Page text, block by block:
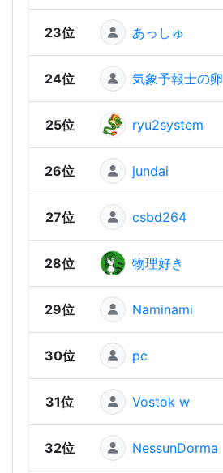
23位 あっしゅ
24位 気象予報士の卵
25位 ryu2system
26位 jundai
27位 csbd264
28位 物理好き
29位 Naminami
30位 pc
31位 Vostok w
32位 NessunDorma